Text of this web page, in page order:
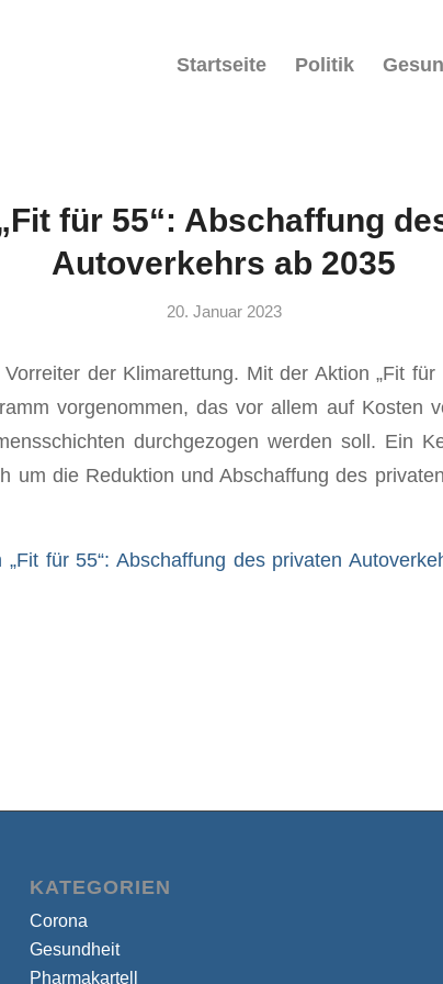
Startseite Politik
für 55“: Abschaffung
Autoverkehrs ab 2035
20. Januar 2023
der Klimarettung. Mit der Aktion „Fit für
vorgenommen, das vor allem auf Kosten
durchgezogen werden soll. Ein
um die Reduktion und Abschaffung des
„Fit für 55“: Abschaffung des privaten
KATEGORIEN
Corona
Gesundheit
Pharmakartell